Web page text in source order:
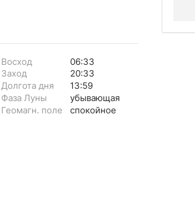
Восход
06:33
Заход
20:33
Долгота дня
13:59
Фаза Луны
убывающая
Геомагн. поле
спокойное